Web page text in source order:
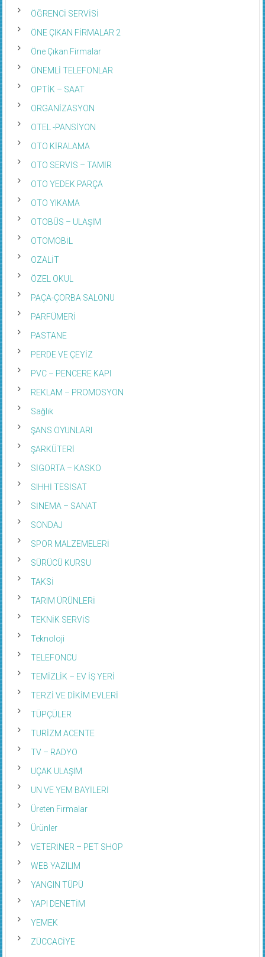
ÖĞRENCİ SERVİSİ
ÖNE ÇIKAN FİRMALAR 2
Öne Çıkan Firmalar
ÖNEMLİ TELEFONLAR
OPTİK – SAAT
ORGANİZASYON
OTEL -PANSİYON
OTO KİRALAMA
OTO SERVİS – TAMİR
OTO YEDEK PARÇA
OTO YIKAMA
OTOBÜS – ULAŞIM
OTOMOBİL
OZALİT
ÖZEL OKUL
PAÇA-ÇORBA SALONU
PARFÜMERİ
PASTANE
PERDE VE ÇEYİZ
PVC – PENCERE KAPI
REKLAM – PROMOSYON
Sağlık
ŞANS OYUNLARI
ŞARKÜTERİ
SİGORTA – KASKO
SIHHİ TESİSAT
SİNEMA – SANAT
SONDAJ
SPOR MALZEMELERİ
SÜRÜCÜ KURSU
TAKSİ
TARIM ÜRÜNLERİ
TEKNİK SERVİS
Teknoloji
TELEFONCU
TEMİZLİK – EV İŞ YERİ
TERZİ VE DİKİM EVLERİ
TÜPÇÜLER
TURİZM ACENTE
TV – RADYO
UÇAK ULAŞIM
UN VE YEM BAYİLERİ
Üreten Firmalar
Ürünler
VETERİNER – PET SHOP
WEB YAZILIM
YANGIN TÜPÜ
YAPI DENETİM
YEMEK
ZÜCCACİYE